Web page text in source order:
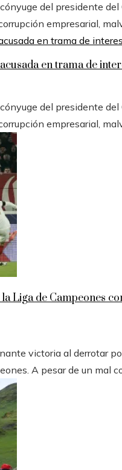
del presidente
empresarial,
en trama de
del presidente
empresarial,
Liga de Campeones
victoria al derrotar
A pesar de un mal